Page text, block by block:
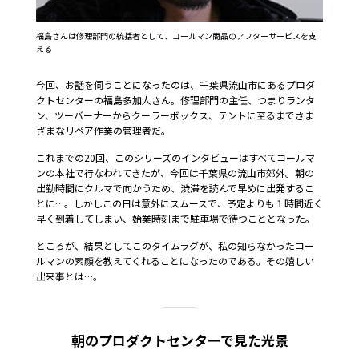
福島さんは修理部門の統括者として、コールマン商品のアフターサービスを支
える
今回、お話を伺うことになったのは、千葉県流山市にあるプロダ
クトセンターの福島多加人さん。修理部門の主任、つまりランタ
ン、ツーバーナーからクーラーボックス、テントに至るまでさま
ざまなリペア作業の管理者だ。
これまでの20回、このシリーズのインタビューはすべてコールマ
ンの本社で行なわれてきたが、今回は千葉県の流山市郊外。朝の
出勤時間にクルマで向かうため、渋滞を読んで早めに出発するこ
とに…。しかしこの日は意外にスムースで、予定よりも１時間近く
早く到着してしまい、始業時刻まで駐車場で待つこととなった。
ところが、結果としてこのタイムラグが、私の知らなかったコー
ルマンの素顔を教えてくれることになったのである。その嬉しい
出来事とは…。
朝のプロダクトセンターで見た光景